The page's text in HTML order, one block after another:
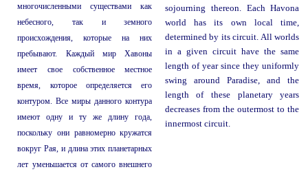
многочисленными существами как
небесного, так и земного
происхождения, которые на них
пребывают. Каждый мир Хавоны
имеет свое собственное местное
время, которое определяется его
контуром. Все миры данного контура
имеют одну и ту же длину года,
поскольку они равномерно кружатся
вокруг Рая, и длина этих планетарных
лет уменьшается от самого внешнего
sojourning thereon. Each Havona
world has its own local time,
determined by its circuit. All worlds
in a given circuit have the same
length of year since they uniformly
swing around Paradise, and the
length of these planetary years
decreases from the outermost to the
innermost circuit.